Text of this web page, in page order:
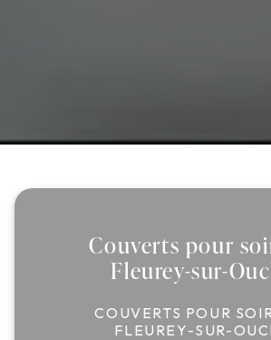
Couverts pour
Fleurey-sur-
COUVERTS POUR
FLEUREY-SUR-